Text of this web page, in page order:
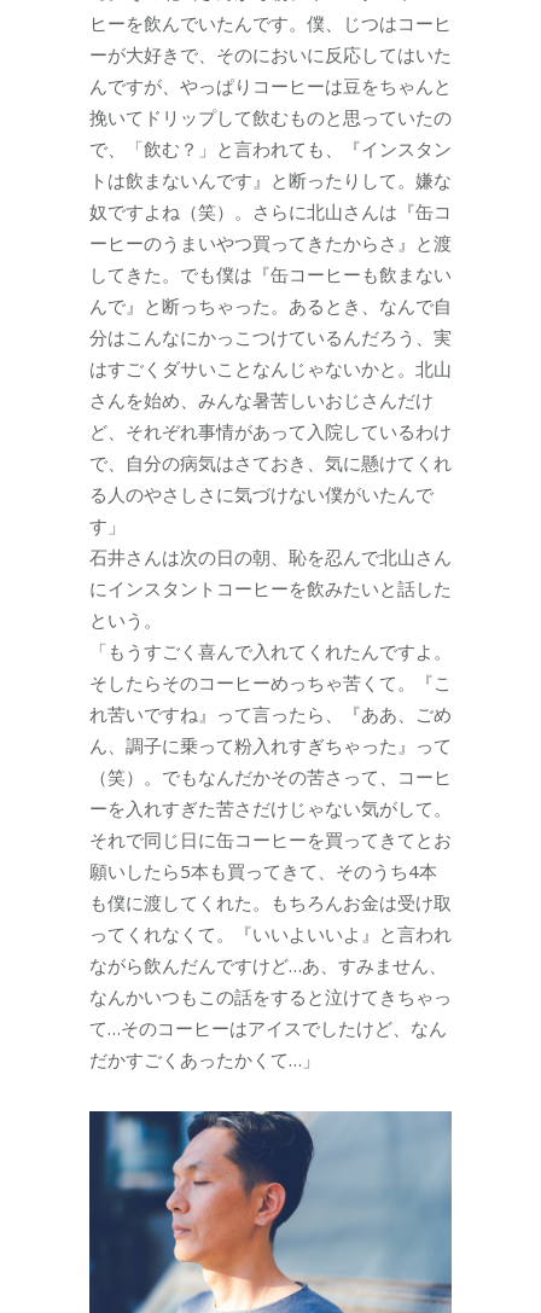
ヒーを飲んでいたんです。僕、じつはコーヒ
ーが大好きで、そのにおいに反応してはいた
んですが、やっぱりコーヒーは豆をちゃんと
挽いてドリップして飲むものと思っていたの
で、「飲む？」と言われても、『インスタン
トは飲まないんです』と断ったりして。嫌な
奴ですよね（笑）。さらに北山さんは『缶コ
ーヒーのうまいやつ買ってきたからさ』と渡
してきた。でも僕は『缶コーヒーも飲まない
んで』と断っちゃった。あるとき、なんで自
分はこんなにかっこつけているんだろう、実
はすごくダサいことなんじゃないかと。北山
さんを始め、みんな暑苦しいおじさんだけ
ど、それぞれ事情があって入院しているわけ
で、自分の病気はさておき、気に懸けてくれ
る人のやさしさに気づけない僕がいたんで
す」
石井さんは次の日の朝、恥を忍んで北山さん
にインスタントコーヒーを飲みたいと話した
という。
「もうすごく喜んで入れてくれたんですよ。
そしたらそのコーヒーめっちゃ苦くて。『こ
れ苦いですね』って言ったら、『ああ、ごめ
ん、調子に乗って粉入れすぎちゃった』って
（笑）。でもなんだかその苦さって、コーヒ
ーを入れすぎた苦さだけじゃない気がして。
それで同じ日に缶コーヒーを買ってきてとお
願いしたら5本も買ってきて、そのうち4本
も僕に渡してくれた。もちろんお金は受け取
ってくれなくて。『いいよいいよ』と言われ
ながら飲んだんですけど…あ、すみません、
なんかいつもこの話をすると泣けてきちゃっ
て…そのコーヒーはアイスでしたけど、なん
だかすごくあったかくて…」